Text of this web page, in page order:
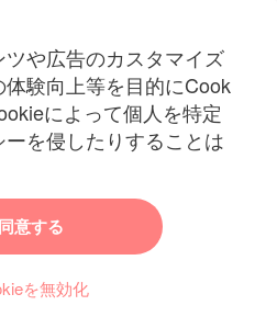
や広告のカスタマイズ
験向上等を目的にCook
によって個人を特定
を侵したりすることは
同意する
を無効化
リ
ブログ・SNS キッチンにまつわる「うれしい
うれしいときー！」共感集
」「祝杯をあげるレベ
った投稿を紹介します。今回紹介する
んが投稿したある写真。皆さんのう
？さまざまなうれしい瞬間があるか